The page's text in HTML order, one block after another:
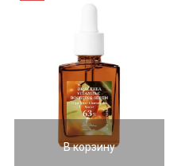
В корзину